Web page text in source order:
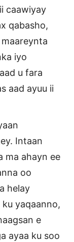
caawiyay
qabasho,
iyo
u fara
aad ayuu ii
Intaan
ma ahayn ee
oo
helay
yaqaanno,
e
ayaa ku soo